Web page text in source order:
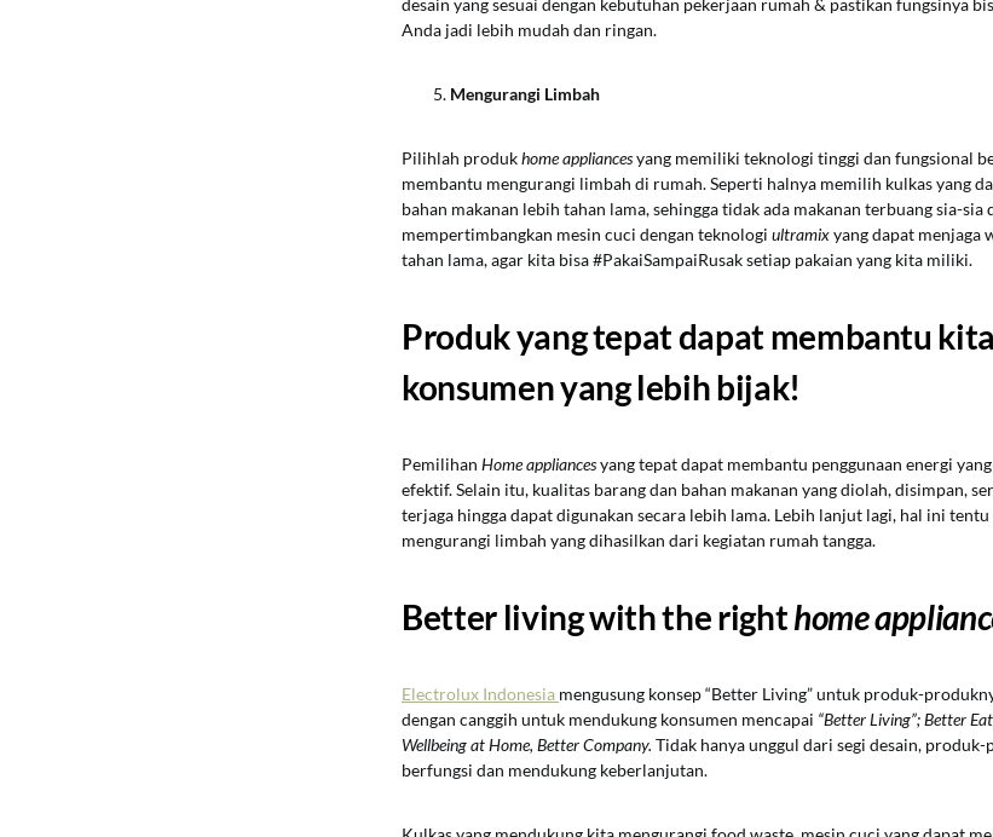
Anda jadi lebih mudah dan ringan.
Mengurangi Limbah
Pilihlah produkhome appliancesyang memiliki teknologi tinggi dan fungsional
membantu mengurangi limbah di rumah. Seperti halnya memilih kulkas yang
bahan makanan lebih tahan lama, sehingga tidak ada makanan terbuang sia-
mempertimbangkan mesin cuci dengan teknologi ultramixyang dapat menjaga
tahan lama, agar kita bisa #PakaiSampaiRusak setiap pakaian yang kita miliki.
Produk yang tepat dapat membantu
konsumen yang lebih bijak!
Pemilihan Home appliancesyang tepat dapat membantu penggunaan energi
efektif. Selain itu, kualitas barang dan bahan makanan yang diolah, disimpan,
terjaga hingga dapat digunakan secara lebih lama. Lebih lanjut lagi, hal ini
mengurangi limbah yang dihasilkan dari kegiatan rumah tangga.
Better living with the righthome
Electrolux Indonesia mengusung konsep “Better Living” untuk produk-
dengan canggih untuk mendukung konsumen mencapai “Better Living”; Better
Wellbeing at Home, Better Company. Tidak hanya unggul dari segi desain,
berfungsi dan mendukung keberlanjutan.